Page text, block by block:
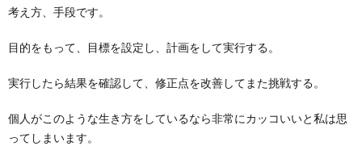
考え方、手段です。
目的をもって、目標を設定し、計画をして実行する。
実行したら結果を確認して、修正点を改善してまた挑戦する。
個人がこのような生き方をしているなら非常にカッコいいと私は思
ってしまいます。